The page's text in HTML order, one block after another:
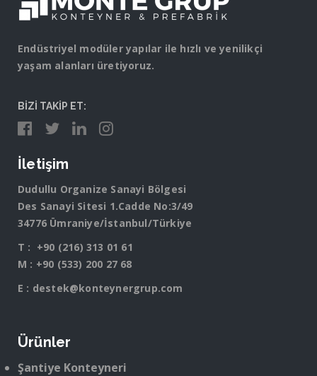
Endüstriyel modüler yapılar ile hızlı ve yenilikçi
yaşam alanları üretiyoruz.
BİZİ TAKİP ET:
İletişim
Dudullu Organize Sanayi Bölgesi
Des Sanayi Sitesi 1.Cadde No:3/49
34776 Ümraniye/İstanbul/Türkiye
T : +90 (216) 313 01 61
M : +90 (533) 200 27 68
E : destek@konteynergrup.com
Ürünler
Şantiye Konteyneri